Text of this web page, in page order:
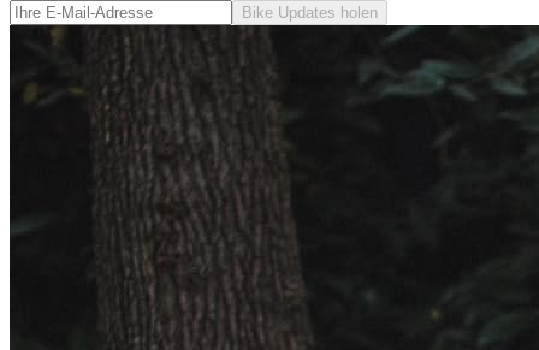
Bike Updates holen